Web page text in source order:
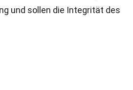
und sollen die Integrität des